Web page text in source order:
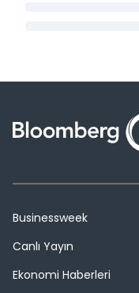
Businessweek
Canlı Yayın
Ekonomi Haberleri